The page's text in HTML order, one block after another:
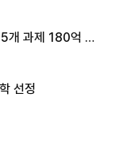
개 과제 180억 지
선정